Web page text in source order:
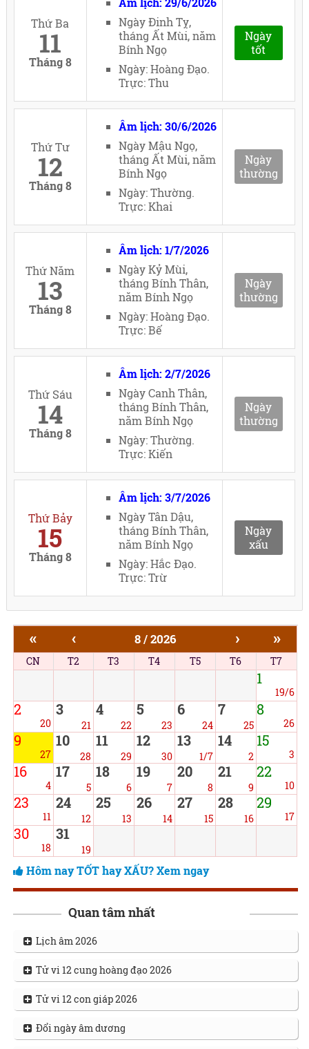
Thứ Ba
11
Tháng 8
Ngày Đinh Tỵ,
tháng Ất Mùi, năm
Bính Ngọ
Ngày: Hoàng Đạo.
Trực: Thu
Ngày
tốt
Thứ Tư
12
Tháng 8
Âm lịch: 30/6/2026
Ngày Mậu Ngọ,
tháng Ất Mùi, năm
Bính Ngọ
Ngày: Thường.
Trực: Khai
Ngày
thường
Thứ Năm
13
Tháng 8
Âm lịch: 1/7/2026
Ngày Kỷ Mùi,
tháng Bính Thân,
năm Bính Ngọ
Ngày: Hoàng Đạo.
Trực: Bế
Ngày
thường
Thứ Sáu
14
Tháng 8
Âm lịch: 2/7/2026
Ngày Canh Thân,
tháng Bính Thân,
năm Bính Ngọ
Ngày: Thường.
Trực: Kiến
Ngày
thường
Thứ Bảy
15
Tháng 8
Âm lịch: 3/7/2026
Ngày Tân Dậu,
tháng Bính Thân,
năm Bính Ngọ
Ngày: Hắc Đạo.
Trực: Trừ
Ngày
xấu
« ‹ 8 / 2026 › »
CN T2 T3 T4 T5 T6 T7
1
19/6
2
20
3
21
4
22
5
23
6
24
7
25
8
26
9
27
10
28
11
29
12
30
13
1/7
14
2
15
3
16
4
17
5
18
6
19
7
20
8
21
9
22
10
23
11
24
12
25
13
26
14
27
15
28
16
29
17
30
18
31
19
Hôm nay TỐT hay XẤU? Xem ngay
Quan tâm nhất
Lịch âm 2026
Tử vi 12 cung hoàng đạo 2026
Tử vi 12 con giáp 2026
Đổi ngày âm dương